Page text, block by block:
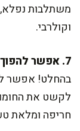
משתלבות נפלא,
וקולרבי.
7. אפשר להפוך את המתכון לחריף?
בהחלט! אפשר
לקשט את
חריפה ומלאת